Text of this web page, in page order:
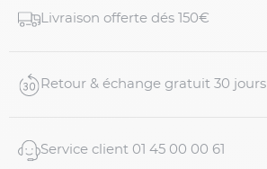
Manches longues
Livraison offerte dés 150€
Retour & échange gratuit 30 jours
Service client 01 45 00 00 61